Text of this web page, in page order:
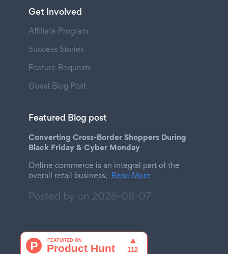
Get Involved
Affiliate Program
Success Stories
Feature Requests
Guest Blog Post
Featured Blog post
Converting Cross-Border Shoppers During
Black Friday & Cyber Monday
Online commerce is an integral part of the
overall retail business. Read More
Posted by on 2026-08-07